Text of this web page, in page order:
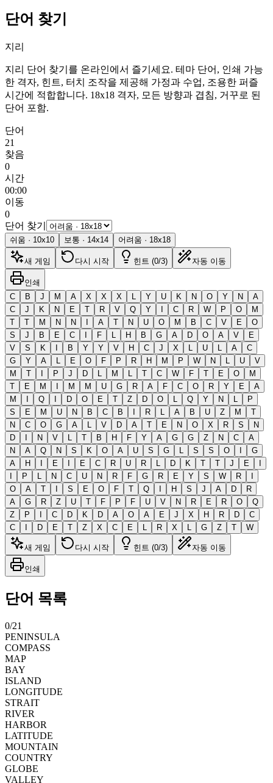
단어 찾기
지리
지리 단어 찾기를 온라인에서 즐기세요. 테마 단어, 인쇄 가능
한 격자, 힌트, 터치 조작을 제공해 가정과 수업, 조용한 퍼즐
시간에 적합합니다. 18x18 격자, 모든 방향과 겹침, 거꾸로 된
단어 포함.
단어
21
찾음
0
시간
00:00
이동
0
단어 찾기
쉬움 · 10x10 보통 · 14x14 어려움 · 18x18
새 게임 다시 시작 힌트 (0/3) 자동 이동
인쇄
C
B J M A X X X L Y U K N O Y N
A
C
J K N E T R V Q Y I C R W P O
M
T
T M N N I A T N U O M B C V E
O
S
J B E C I F L H B G A D O A V
E
V
S K I B Y Y V H C J X L U L A
C
G
Y A L E O F P R H M P W N L U
V
M
T I P J D L M L T C W F T E O
M
T
E M I M M U G R A F C O R Y E
A
M
I Q I D O E T Z D O L Q Y N L
P
S
E M U N B C B I R L A B U Z M
T
N
C O G A L V D A T E N O X R S
N
D
I N V L T B H F Y A G G Z N C
A
N
A Q N S K O A U S G L S S O I
G
A
H I E I E C R U R L D K T T J E
I
I
P L N C U N R F G R E Y S W R
I
O
A T I S E O F T Q I H S J A D
R
A
G R Z U T F P F U V N R E R O
Q
Z
P I C D K D A O A E J X H R D
C
C
I D E T Z X C E L R X L G Z T W
새 게임 다시 시작 힌트 (0/3) 자동 이동
인쇄
단어 목록
0/21
PENINSULA
COMPASS
MAP
BAY
ISLAND
LONGITUDE
STRAIT
RIVER
HARBOR
LATITUDE
MOUNTAIN
COUNTRY
GLOBE
VALLEY